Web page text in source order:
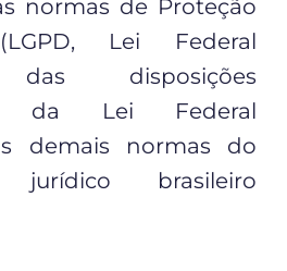
normas de Proteção
Lei Federal
das disposições
da Lei Federal
demais normas do
jurídico brasileiro